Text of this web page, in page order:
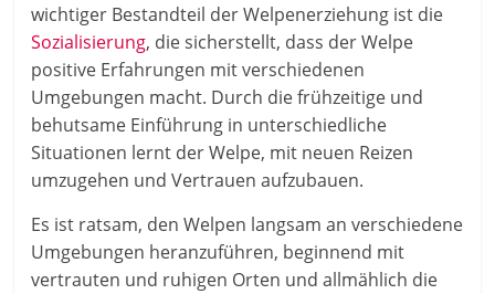
wichtiger Bestandteil der Welpenerziehung ist die
Sozialisierung, die sicherstellt, dass der Welpe
positive Erfahrungen mit verschiedenen
Umgebungen macht. Durch die frühzeitige und
behutsame Einführung in unterschiedliche
Situationen lernt der Welpe, mit neuen Reizen
umzugehen und Vertrauen aufzubauen.
Es ist ratsam, den Welpen langsam an verschiedene
Umgebungen heranzuführen, beginnend mit
vertrauten und ruhigen Orten und allmählich die